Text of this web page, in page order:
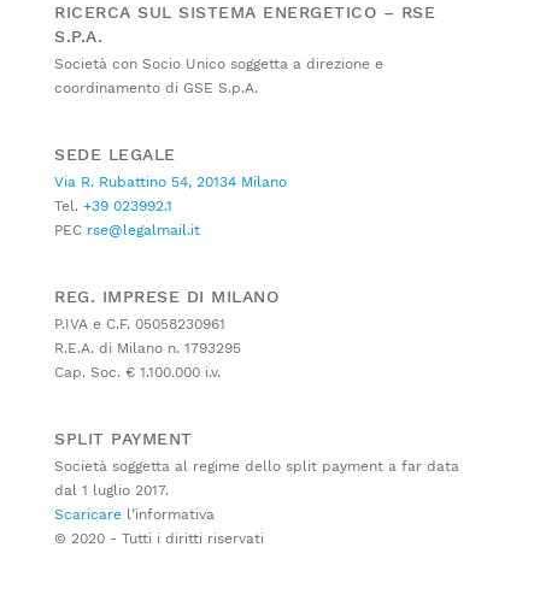
RICERCA SUL SISTEMA ENERGETICO – RSE
S.P.A.
Società con Socio Unico soggetta a direzione e
coordinamento di GSE S.p.A.
SEDE LEGALE
Via R. Rubattino 54, 20134 Milano
Tel. +39 023992.1
PEC rse@legalmail.it
REG. IMPRESE DI MILANO
P.IVA e C.F. 05058230961
R.E.A. di Milano n. 1793295
Cap. Soc. € 1.100.000 i.v.
SPLIT PAYMENT
Società soggetta al regime dello split payment a far data
dal 1 luglio 2017.
Scaricare l’informativa
© 2020 - Tutti i diritti riservati